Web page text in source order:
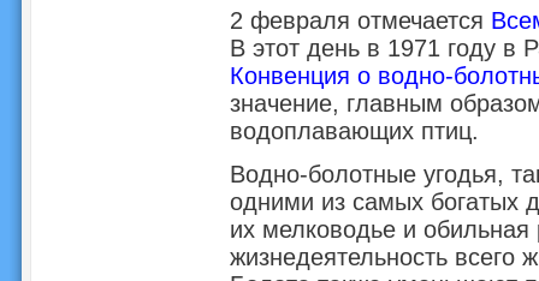
2 февраля отмечается
В этот день в 1971 году в
Конвенция о водно-
значение, главным
водоплавающих птиц.
Водно-болотные угодья,
одними из самых богатых
их мелководье и обильная
жизнедеятельность всего